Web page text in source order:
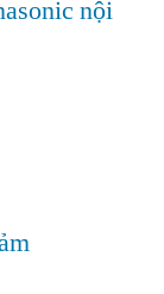
nội